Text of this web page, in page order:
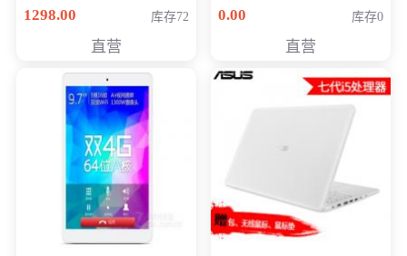
购买）
1298.00 库存72
直营
八代独显轻薄办公商务
0.00 库存0
直营